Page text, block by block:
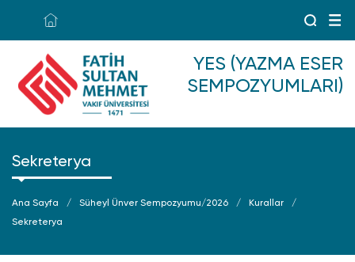
YES (YAZMA ESER
SEMPOZYUMLARI)
Sekreterya
Ana Sayfa Süheyl Ünver Sempozyumu/2026
Kurallar
Sekreterya